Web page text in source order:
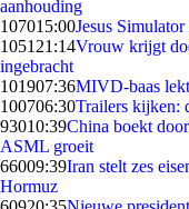
aanhouding
107015:00Jesus
1051 21:14Vrouw krijgt
ingebracht
101907:36MIVD-baas lekt
100706:30Trailers kijken:
93010:39China boekt
ASML groeit
66009:39Iran stelt zes
Hormuz